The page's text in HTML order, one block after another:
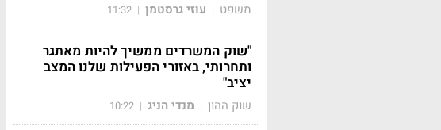
משפט | עוזי גרסטמן |
11:32
"שוק המשרדים ממשיך להיות מאתגר
ותחרותי, באזורי הפעילות שלנו המצב
יציב"
שוק ההון | מנדי הניג |
10:22